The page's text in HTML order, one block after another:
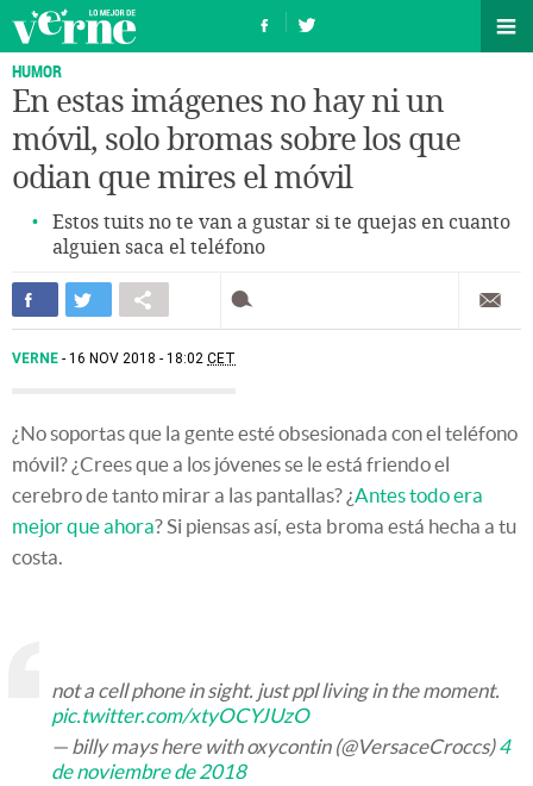
HUMOR
En estas imágenes no hay ni un
móvil, solo bromas sobre los que
odian que mires el móvil
Estos tuits no te van a gustar si te quejas en cuanto
alguien saca el teléfono
VERNE 16 NOV 2018 - 18:02 CET
¿No soportas que la gente esté obsesionada con el teléfono
móvil? ¿Crees que a los jóvenes se le está friendo el
cerebro de tanto mirar a las pantallas? ¿Antes todo era
mejor que ahora? Si piensas así, esta broma está hecha a tu
costa.
not a cell phone in sight. just ppl living in the moment.
pic.twitter.com/xtyOCYJUzO
— billy mays here with oxycontin (@VersaceCroccs)4
de noviembre de 2018